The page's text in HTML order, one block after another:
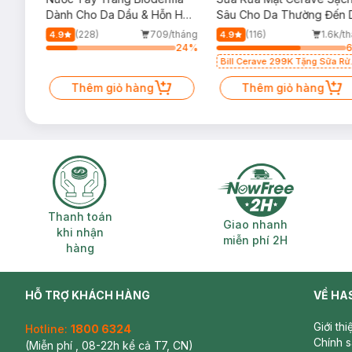
Sản xuất tại:Thổ Nhĩ Kỳ
Lưu ý: Tác dụng có thể khác nhau tuỳ cơ địa của người
Dành Cho Da Dầu & Hỗn Hợp
500ml
4.9 (228)
709/tháng
24%
Thêm giỏ hàng
Sâu Cho Da Thường Đến
Dầu 473ml
4.9 (116)
1.6k/
Bill Cerave 299K Tặng Sữa
Mặt Cerave 30ml (SL có hạn)
Thêm giỏ hàng
Thanh toán khi nhận hàng
Thanh toán
khi nhận
hàng
Giao nhanh
Giao nhanh
miễn phí 2H
HỖ TRỢ KHÁCH HÀNG
Hotline: 1800 6324
(Miễn phí , 08-22h kể cả T7, CN)
VỀ
Giới
Chính